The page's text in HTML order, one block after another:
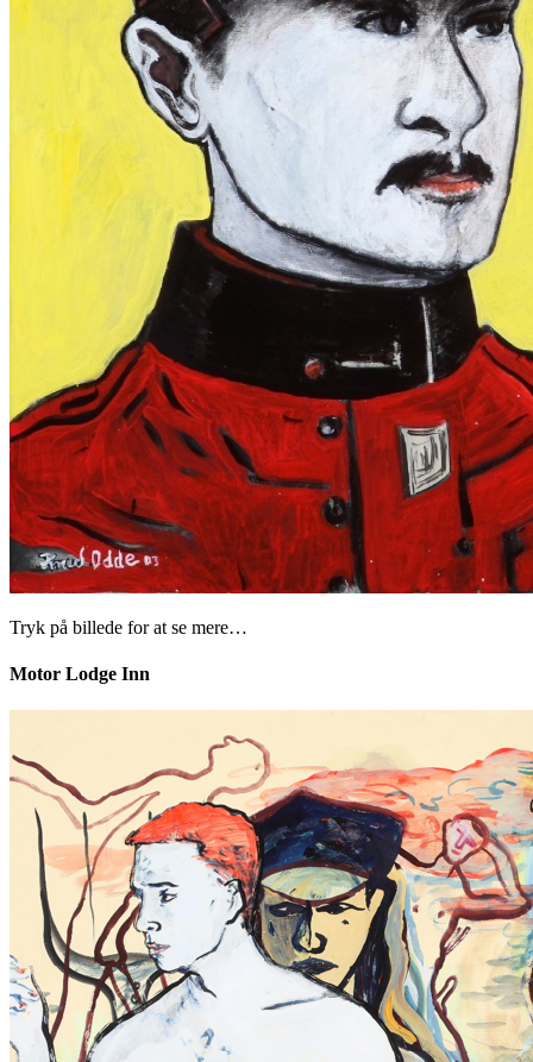
Tryk på billede for at se mere…
Motor Lodge Inn